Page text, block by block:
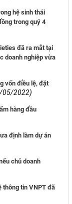
hệ sinh thái
trong quý 4
đã ra mắt tại
doanh nghiệp vừa
vốn điều lệ, đặt
05/2022)
hàng đầu
định làm dự án
chủ doanh
thông tin VNPT đã